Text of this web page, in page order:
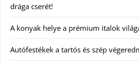
drága cserét!
A konyak helye a prémium italok
Autófestékek a tartós és szép